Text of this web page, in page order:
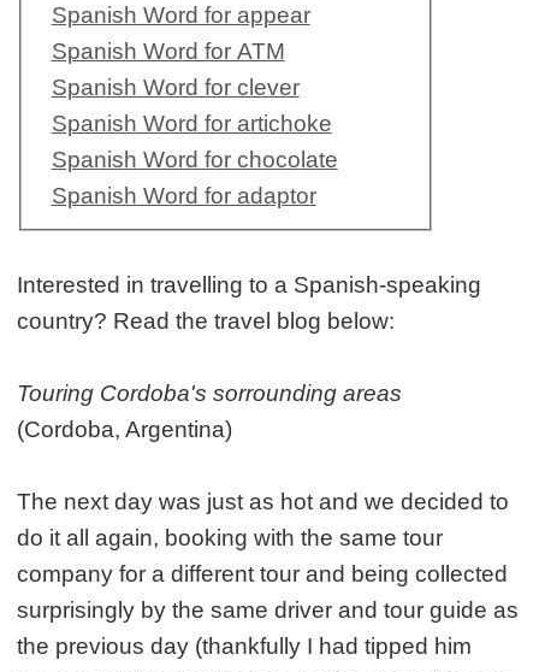
Spanish Word for appear
Spanish Word for ATM
Spanish Word for clever
Spanish Word for artichoke
Spanish Word for chocolate
Spanish Word for adaptor
Interested in travelling to a Spanish-speaking
country? Read the travel blog below:
Touring Cordoba's sorrounding areas
(Cordoba, Argentina)
The next day was just as hot and we decided to
do it all again, booking with the same tour
company for a different tour and being collected
surprisingly by the same driver and tour guide as
the previous day (thankfully I had tipped him